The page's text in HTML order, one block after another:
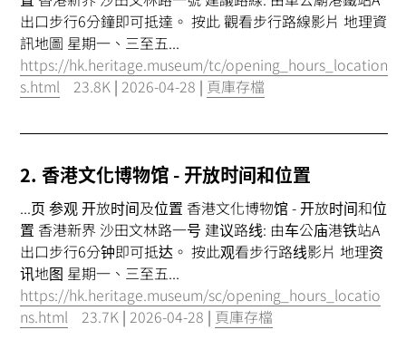
出口步行6分鐘即可抵達。 按此 觀看步行路線影片 地理資
訊地圖 星期一、三至五...
https://hk.heritage.museum/tc/opening_hours_location
s.html
23.8K | 2026-04-28 | 頁庫存檔
2. 香港文化博物馆 - 开放时间和位置
...页 参观 开放时间及位置 香港文化博物馆 - 开放时间和位
置 香港新界 沙田文林路一号 建议路线: 由车公庙港铁站A
出口步行6分钟即可抵达。 按此观看步行路线影片 地理资
讯地图 星期一、三至五...
https://hk.heritage.museum/sc/opening_hours_locatio
ns.html
23.7K | 2026-04-28 | 頁庫存檔